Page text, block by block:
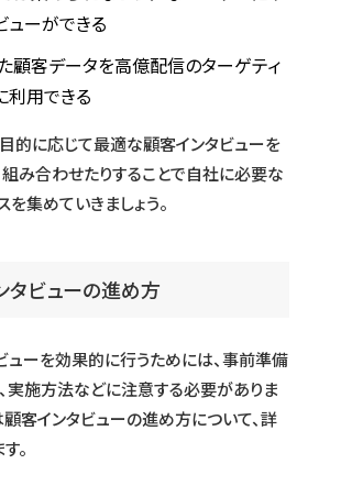
ューができる
顧客データを高億配信のターゲティ
利用できる
目的に応じて最適な顧客インタビューを
組み合わせたりすることで自社に必要な
集めていきましょう。
タビューの進め方
ューを効果的に行うためには、事前準備
実施方法などに注意する必要がありま
顧客インタビューの進め方について、詳
。